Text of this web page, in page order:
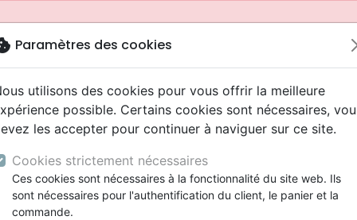
Paramètres des cookies
utilisons des cookies pour vous offrir la meilleure
possible. Certains cookies sont nécessaires,
les accepter pour continuer à naviguer sur ce site.
Cookies strictement nécessaires
Ces cookies sont nécessaires à la fonctionnalité du site web. Ils
sont nécessaires pour l'authentification du client, le panier et la
commande.